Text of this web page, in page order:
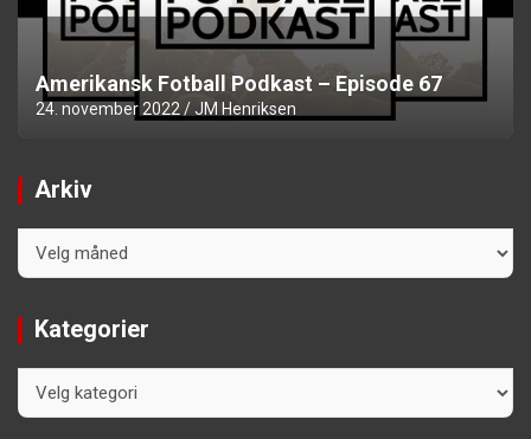
Amerikansk Fotball Podkast – Episode 67
24. november 2022 JM Henriksen
Arkiv
Kategorier